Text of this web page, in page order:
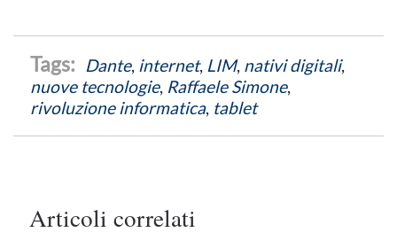
Dante, internet, LIM, nativi digitali,
nuove tecnologie, Raffaele Simone,
rivoluzione informatica, tablet
Articoli correlati